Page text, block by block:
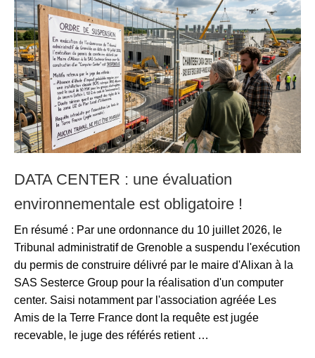
DATA CENTER : une évaluation
environnementale est obligatoire !
En résumé : Par une ordonnance du 10 juillet 2026, le
Tribunal administratif de Grenoble a suspendu l'exécution
du permis de construire délivré par le maire d'Alixan à la
SAS Sesterce Group pour la réalisation d'un computer
center. Saisi notamment par l'association agréée Les
Amis de la Terre France dont la requête est jugée
recevable, le juge des référés retient …